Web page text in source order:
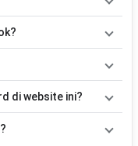
lebih mudah
kamu dapat
di website ini?
Seluruh chord akan